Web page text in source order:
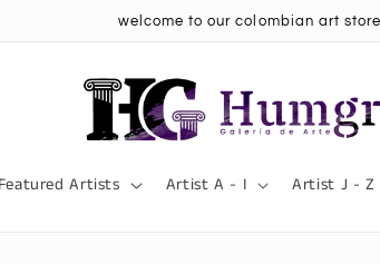
welcome to our colombian art store
Featured Artists Artist A - I Artist J - Z